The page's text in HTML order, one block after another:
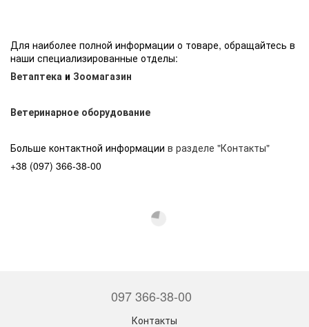
Для наиболее полной информации о товаре, обращайтесь в
наши специализированные отделы:
Ветаптека и Зоомагазин
Ветеринарное оборудование
Больше контактной информации в разделе "Контакты"
+38 (097) 366-38-00
097 366-38-00
Контакты